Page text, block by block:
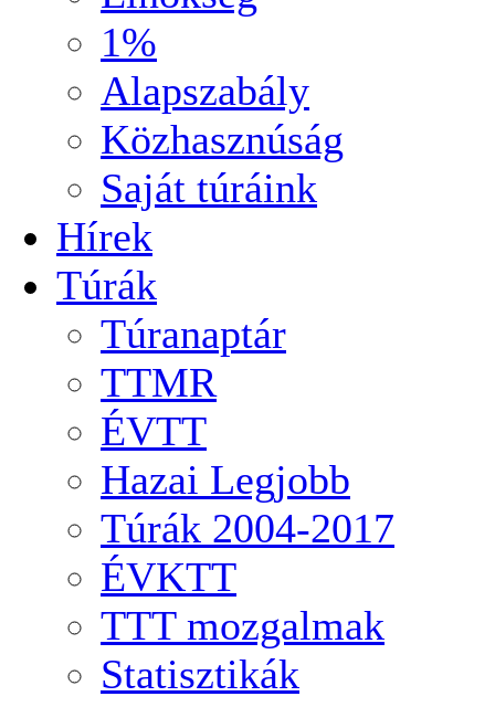
1%
Alapszabály
Közhasznúság
Saját túráink
Hírek
Túrák
Túranaptár
TTMR
ÉVTT
Hazai Legjobb
Túrák 2004-2017
ÉVKTT
TTT mozgalmak
Statisztikák